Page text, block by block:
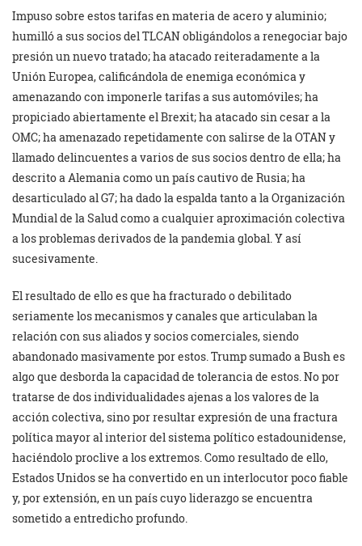
Impuso sobre estos tarifas en materia de acero y aluminio;
humilló a sus socios del TLCAN obligándolos a renegociar bajo
presión un nuevo tratado; ha atacado reiteradamente a la
Unión Europea, calificándola de enemiga económica y
amenazando con imponerle tarifas a sus automóviles; ha
propiciado abiertamente el Brexit; ha atacado sin cesar a la
OMC; ha amenazado repetidamente con salirse de la OTAN y
llamado delincuentes a varios de sus socios dentro de ella; ha
descrito a Alemania como un país cautivo de Rusia; ha
desarticulado al G7; ha dado la espalda tanto a la Organización
Mundial de la Salud como a cualquier aproximación colectiva
a los problemas derivados de la pandemia global. Y así
sucesivamente.
El resultado de ello es que ha fracturado o debilitado
seriamente los mecanismos y canales que articulaban la
relación con sus aliados y socios comerciales, siendo
abandonado masivamente por estos. Trump sumado a Bush es
algo que desborda la capacidad de tolerancia de estos. No por
tratarse de dos individualidades ajenas a los valores de la
acción colectiva, sino por resultar expresión de una fractura
política mayor al interior del sistema político estadounidense,
haciéndolo proclive a los extremos. Como resultado de ello,
Estados Unidos se ha convertido en un interlocutor poco fiable
y, por extensión, en un país cuyo liderazgo se encuentra
sometido a entredicho profundo.